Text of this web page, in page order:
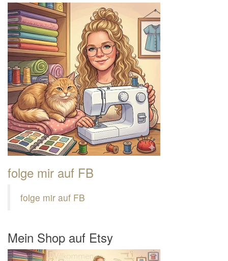
folge mir auf FB
folge mir auf FB
Mein Shop auf Etsy